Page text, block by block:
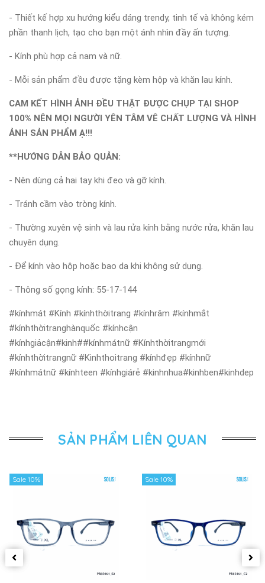
- Thiết kế hợp xu hướng kiểu dáng trendy, tinh tế và không kém
phần thanh lịch, tạo cho bạn một ánh nhìn đầy ấn tượng.
- Kính phù hợp cả nam và nữ.
- Mỗi sản phẩm đều được tặng kèm hộp và khăn lau kính.
CAM KẾT HÌNH ẢNH ĐỀU THẬT ĐƯỢC CHỤP TẠI SHOP
100% NÊN MỌI NGƯỜI YÊN TÂM VÊ CHẤT LƯỢNG VÀ HÌNH
ẢNH SẢN PHẨM Ạ!!!
**HƯỚNG DẪN BẢO QUẢN:
- Nên dùng cả hai tay khi đeo và gỡ kính.
- Tránh cầm vào tròng kính.
- Thường xuyên vệ sinh và lau rửa kính bằng nước rửa, khăn lau
chuyên dụng.
- Để kính vào hộp hoặc bao da khi không sử dụng.
- Thông số gọng kính: 55-17-144
#kínhmát #Kính #kínhthờitrang #kínhrâm #kínhmắt
#kínhthờitranghànquốc #kínhcận
#kínhgiảcận#kinh##kínhmátnữ #Kínhthờitrangmới
#kínhthờitrangnữ #Kinhthoitrang #kínhđẹp #kínhnữ
#kínhmátnữ #kínhteen #kínhgiárẻ #kinhnhua#kinhben#kinhdep
SẢN PHẨM LIÊN QUAN
Sale 10% Sale 10%